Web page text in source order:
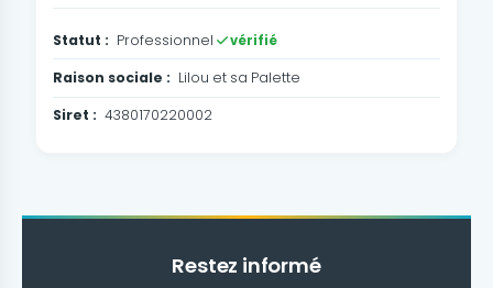
Statut : Professionnel vérifié
Raison sociale : Lilou et sa Palette
Siret : 4380170220002
Restez informé